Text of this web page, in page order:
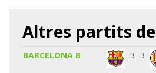
Altres partits
BARCELONA B 3 3